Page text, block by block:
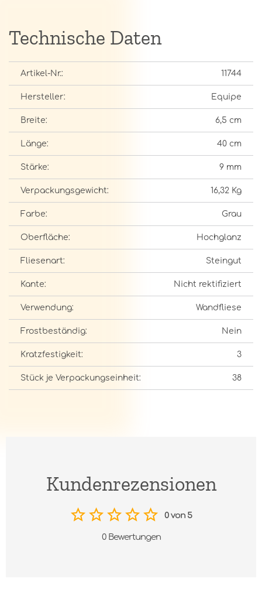
Technische Daten
Artikel-Nr.: 11744
Hersteller: Equipe
Breite: 6,5 cm
Länge: 40 cm
Stärke: 9 mm
Verpackungsgewicht: 16,32 Kg
Farbe: Grau
Oberfläche: Hochglanz
Fliesenart: Steingut
Kante: Nicht rektifiziert
Verwendung: Wandfliese
Frostbeständig: Nein
Kratzfestigkeit: 3
Stück je Verpackungseinheit: 38
Kundenrezensionen
0 von 5
0 Bewertungen